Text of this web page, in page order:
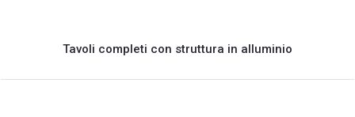
Tavoli completi con struttura in alluminio